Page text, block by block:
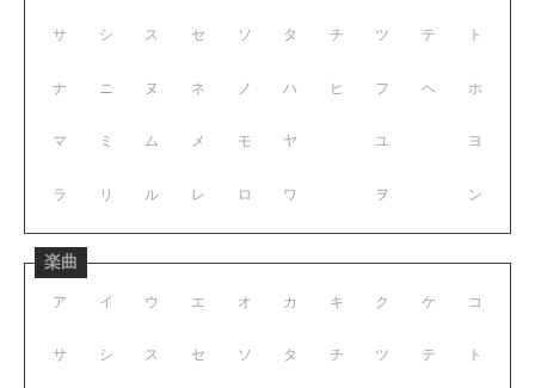
サ シ ス セ ソ
ナ ニ ヌ ネ ノ
マ ミ ム メ モ
ラ リ ル レ ロ
タ チ ツ テ ト
ハ ヒ フ ヘ ホ
ヤ ユ ヨ
ワ ヲ ン
楽曲
ア イ ウ エ オ
サ シ ス セ ソ
カ キ ク ケ コ
タ チ ツ テ ト